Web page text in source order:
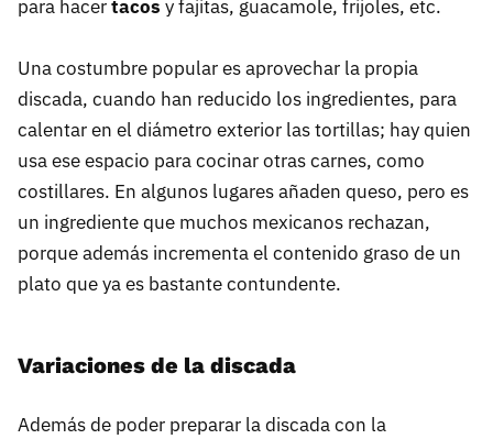
para hacertacos y fajitas, guacamole, frijoles, etc.
Una costumbre popular es aprovechar la propia
discada, cuando han reducido los ingredientes, para
calentar en el diámetro exterior las tortillas; hay quien
usa ese espacio para cocinar otras carnes, como
costillares. En algunos lugares añaden queso, pero es
un ingrediente que muchos mexicanos rechazan,
porque además incrementa el contenido graso de un
plato que ya es bastante contundente.
Variaciones de la discada
Además de poder preparar la discada con la